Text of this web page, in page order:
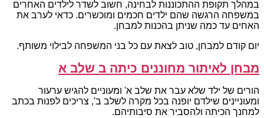
במהלך תקופת ההתכוננות לבחינה, חשוב לשדר לילדים האחרים
במשפחה הרגשה שהם ילדים חכמים ומוכשרים. כדאי לערב את
האחים עד כמה שניתן בהכנות למבחן.
יום קודם למבחן, טוב לצאת עם כל בני המשפחה לבילוי משותף.
מבחן לאיתור מחוננים כיתה ב שלב א
הורים של ילד שלא עבר את שלב א' ומעוניים להגיש ערעור
ומעוניינים שילדם יופנה בכל מקרה לשלב ב', צריכים לפנות בכתב
למחנך הכיתה ולהסביר את סיבותיהם.